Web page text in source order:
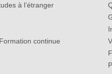
à l’étranger
continue